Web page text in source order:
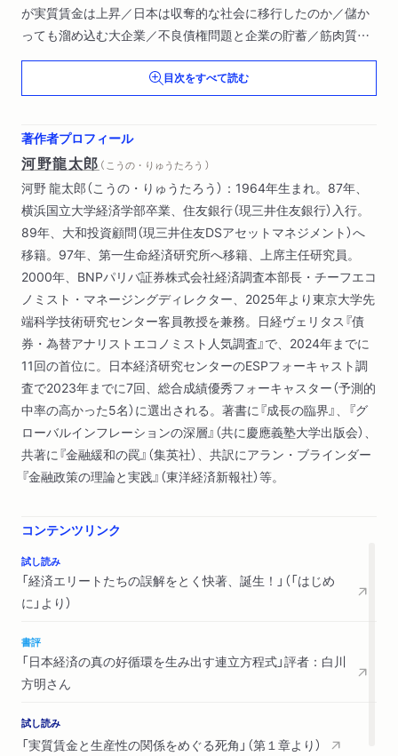
が実質賃金は上昇／日本は収奪的な社会に移行したのか／儲か
っても溜め込む大企業／不良債権問題と企業の貯蓄／筋肉質と
なった企業がとった行動／守りの経営が定着／定着したのは実
質ゼロベア？／家計を犠牲にする政策／異次元緩和はいつ行わ
れるべきだったか
２ コーポレートガバナンス改革の罠
青木昌彦の予言／メインバンクの代わりに溜め込んだ／メイン
バンク制崩壊とコーポレートガバナンス改革／コーポレートガ
バナンス改革の桎梏／非正規雇用制という収奪的なシステム／
良好な雇用環境の必要性／収奪的な雇用制度に政府も関与
３ 再考 バラッサ・サミュエルソン効果
生産性が低いから実質円レートが低下するのか／日本産業の危
機
第２章 定期昇給の下での実質ゼロベアの罠
１ 大企業経営者はゼロベアの弊害になぜ気づかないのか
ポピュリズムの政党が台頭する先進各国／実質賃金が抑え込ま
れてきた理由／問題が適切に把握されていない／属人ベースで
は実質賃金は上昇している／実質ゼロベアが続くのか
２ 実質ゼロベアの様々な弊害
フト／賃金カーブのフラット化も発生／実質賃金の引き上げに
必要なこと
第３章 対外直接投資の落とし穴
１ 海外投資の国内経済への恩恵はあるのか
極的／国際収支構造の変化／海外投資の拡大を推奨してきた日
本政府への疑問／好循環を意味しない株高
目次をすべて読む
著作者プロフィール
河野龍太郎 （ こうの・りゅうたろう ）
河野 龍太郎（こうの・りゅうたろう）：1964年生まれ。87年、
横浜国立大学経済学部卒業、住友銀行（現三井住友銀行）入行。
89年、大和投資顧問（現三井住友DSアセットマネジメント）へ
移籍。97年、第一生命経済研究所へ移籍、上席主任研究員。
2000年、BNPパリバ証券株式会社経済調査本部長・チーフエコ
ノミスト・マネージングディレクター、2025年より東京大学先
端科学技術研究センター客員教授を兼務。日経ヴェリタス『債
券・為替アナリストエコノミスト人気調査』で、2024年までに
11回の首位に。日本経済研究センターのESPフォーキャスト調
査で2023年までに7回、総合成績優秀フォーキャスター（予測的
中率の高かった5名）に選出される。著書に『成長の臨界』、『グ
ローバルインフレーションの深層』（共に慶應義塾大学出版会）、
共著に『金融緩和の罠』（集英社）、共訳にアラン・ブラインダー
『金融政策の理論と実践』（東洋経済新報社）等。
コンテンツリンク
試し読み
「経済エリートたちの誤解をとく快著、誕生！」（「はじめ
に」より）
書評
「日本経済の真の好循環を生み出す連立方程式」評者：白川
方明さん
試し読み
「実質賃金と生産性の関係をめぐる死角」（第１章より）